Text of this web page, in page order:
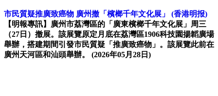
市民質疑推廣致癌物 廣州撤「檳榔千年文化展」
(香港明报)
【明報專訊】廣州市荔灣區的「廣東檳榔千年文化展」周三
（27日）撤展。該展覽原定月底在荔灣區1906科技園揚韜廣場
舉辦，搭建期間引發市民質疑「推廣致癌物」。該展覽此前在
廣州天河區和汕頭舉辦。
(2026年05月28日)